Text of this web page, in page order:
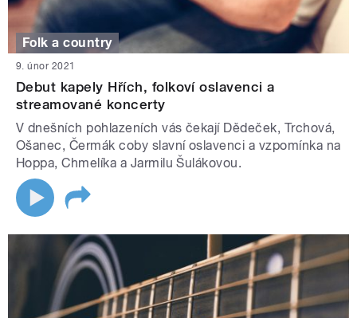
Folk a country
9. únor 2021
Debut kapely Hřích, folkoví oslavenci a
streamované koncerty
V dnešních pohlazeních vás čekají Dědeček, Trchová,
Ošanec, Čermák coby slavní oslavenci a vzpomínka na
Hoppa, Chmelíka a Jarmilu Šulákovou.